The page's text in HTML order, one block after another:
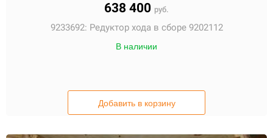
638 400 руб.
9233692: Редуктор хода в сборе 9202112
В наличии
Добавить в корзину